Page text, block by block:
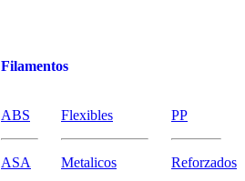
Filamentos
ABS
ASA
Flexibles
Metalicos
PP
Reforzados